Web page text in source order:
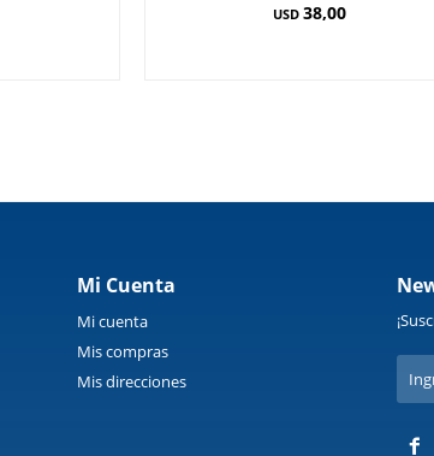
USD 38,00
Mi Cuenta
Mi cuenta
Mis compras
Mis direcciones
